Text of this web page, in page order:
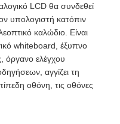
LCD θα συνδεθεί
υπολογιστή κατόπιν
καλώδιο. Είναι
whiteboard, έξυπνο
όργανο ελέγχου
αγγίζει τη
οθόνη, τις οθόνες